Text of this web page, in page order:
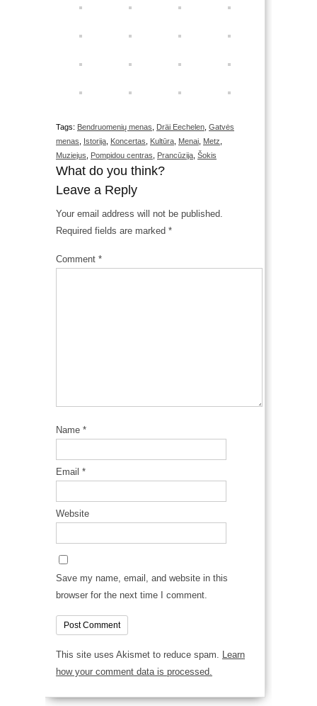
Tags: Bendruomenių menas Dräi Eechelen Gatvės
menas
Istorija Koncertas Kultūra Menai Metz
Muziejus
Pompidou centras Prancūzija Šokis
What do you think?
Leave a Reply
Your email address will not be published.
Required fields are marked *
Comment *
Name *
Email *
Website
Save my name, email, and website in this
browser for the next time I comment.
This site uses Akismet to reduce spam. Learn
how your comment data is processed.